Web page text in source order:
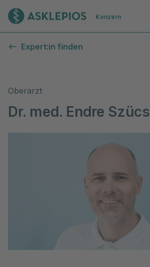
Zur Startseite
Konzern
Expert:in finden
Oberarzt
Dr. med. Endre Szücs